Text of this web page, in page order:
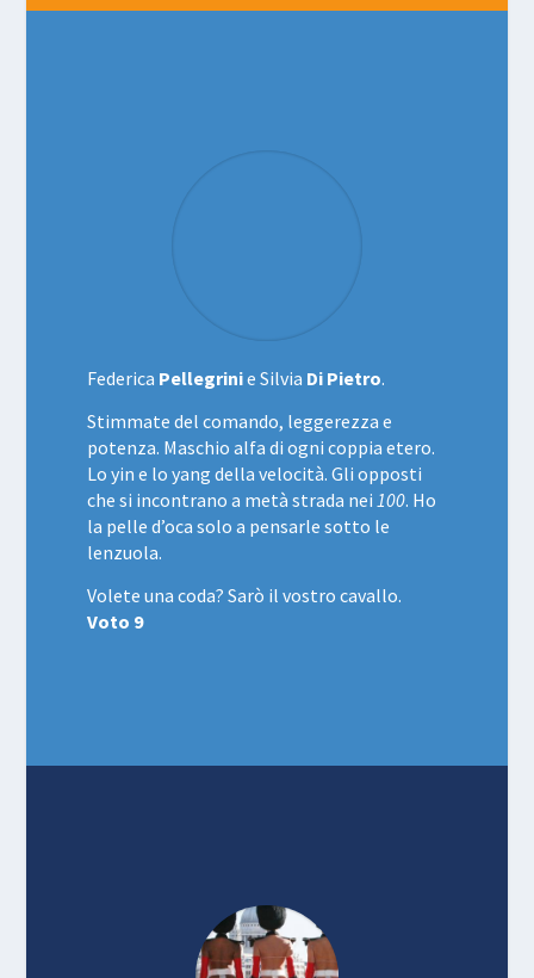
Federica Pellegrinie Silvia Di Pietro.
Stimmate del comando, leggerezza e
potenza. Maschio alfa di ogni coppia etero.
Lo yin e lo yang della velocità. Gli opposti
che si incontrano a metà strada nei 100. Ho
la pelle d’oca solo a pensarle sotto le
lenzuola.
Volete una coda? Sarò il vostro cavallo.
Voto 9